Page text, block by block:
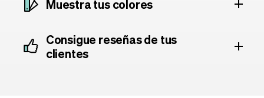
Muestra tus colores
Consigue reseñas de tus
clientes